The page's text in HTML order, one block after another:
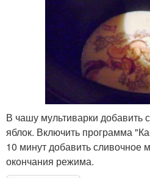
В чашу мультиварки добавить
яблок. Включить программа
10 минут добавить сливочное
окончания режима.